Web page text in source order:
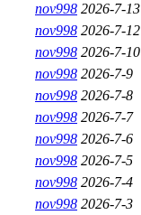
nov998 2026-7-13
nov998 2026-7-12
nov998 2026-7-10
nov998 2026-7-9
nov998 2026-7-8
nov998 2026-7-7
nov998 2026-7-6
nov998 2026-7-5
nov998 2026-7-4
nov998 2026-7-3